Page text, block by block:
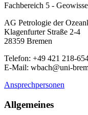
Fachbereich 5 -
AG Petrologie der
Klagenfurter Straße 2-4
28359 Bremen
Telefon: +49 421 218-
E-Mail: wbach@uni-
Ansprechpersonen
Allgemeines